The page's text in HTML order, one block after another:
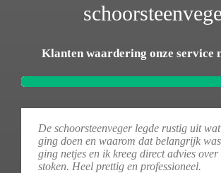
Klanten waardering onze service
De schoorsteenveger legde rustig uit
ging doen en waarom dat belangrijk
ging netjes en ik kreeg direct advies
stoken. Heel prettig en professioneel.